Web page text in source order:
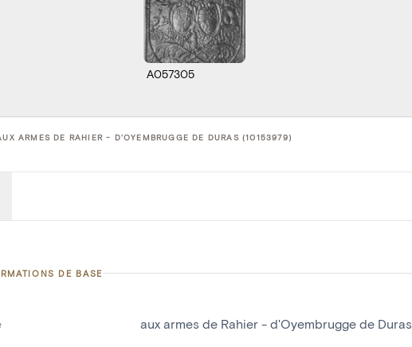
A057305
ARMES DE RAHIER - D'OYEMBRUGGE DE DURAS (10153979)
DE BASE
aux armes de Rahier - d'Oyembrugge de Duras